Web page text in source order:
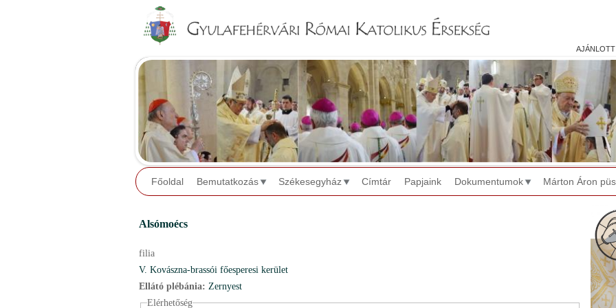
ajánlott
Főoldal Bemutatkozás Székesegyház Címtár Papjaink Dokumentumok Márton Áron
Alsómoécs
filia
V. Kovászna-brassói főesperesi kerület
Ellátó plébánia: Zernyest
Elérhetőség